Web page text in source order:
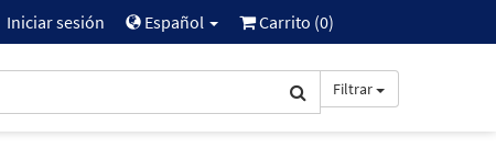
Iniciar sesión Español Carrito (0)
Filtrar